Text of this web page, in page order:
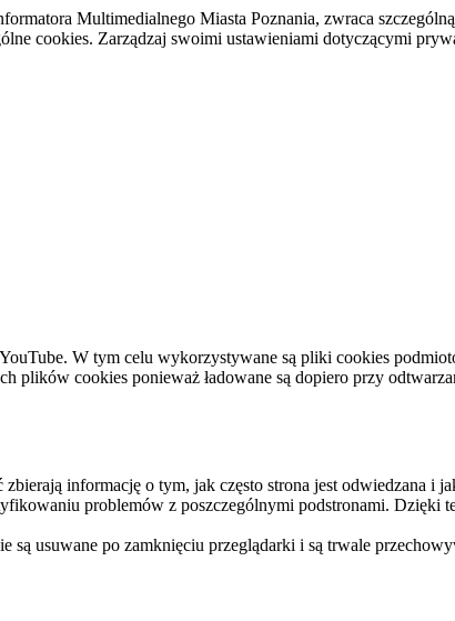
Multimedialnego Miasta Poznania, zwraca
cookies. Zarządzaj swoimi ustawieniami dotyczącymi
W tym celu wykorzystywane są pliki cookies
plików cookies ponieważ ładowane są dopiero przy
informację o tym, jak często strona jest odwiedzana i
problemów z poszczególnymi podstronami. Dzięki
są usuwane po zamknięciu przeglądarki i są trwale